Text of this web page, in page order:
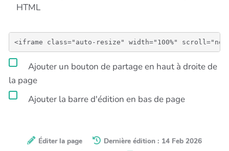
HTML
Ajouter un bouton de partage en haut à droite de
la page
Ajouter la barre d'édition en bas de page
Éditer la page
Dernière édition : 14 Feb 2026